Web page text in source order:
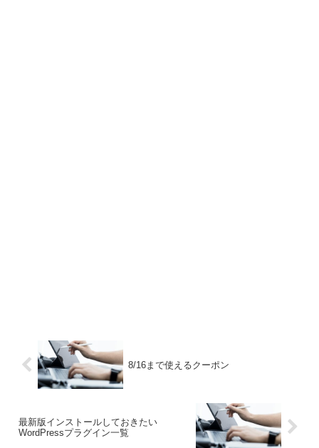
8/16まで使えるクーポン
最新版インストールしておきたい
WordPressプラグイン一覧